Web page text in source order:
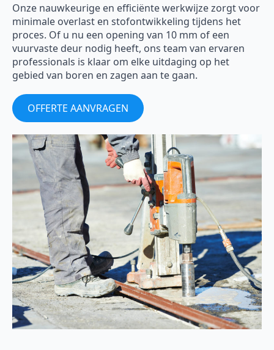
Onze nauwkeurige en efficiënte werkwijze zorgt voor
minimale overlast en stofontwikkeling tijdens het
proces. Of u nu een opening van 10 mm of een
vuurvaste deur nodig heeft, ons team van ervaren
professionals is klaar om elke uitdaging op het
gebied van boren en zagen aan te gaan.
OFFERTE AANVRAGEN